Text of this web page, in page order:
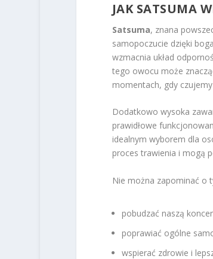
JAK SATSUMA
Satsuma, znana
samopoczucie dzięki
wzmacnia układ
tego owocu może
momentach, gdy
Dodatkowo wysoka
prawidłowe
idealnym wyborem dla
proces trawienia i mogą
Nie można zapominać o
pobudzać naszą
poprawiać ogólne
wspierać zdrowie i